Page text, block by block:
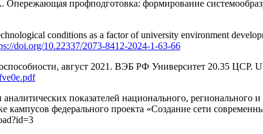
профподготовка: формирование
conditions as a factor of university environment
doi.org/10.22337/2073-8412-2024-1-63-66
август 2021. ВЭБ РФ Университет 20.35 ЦСР.
показателей национального, регионального
кампусов федерального проекта «Создание сети